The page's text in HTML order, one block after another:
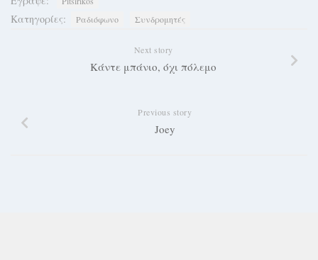
Κατηγορίες: Ραδιόφωνο Συνδρομητές
Next story
Κάντε μπάνιο, όχι πόλεμο
Previous story
Joey